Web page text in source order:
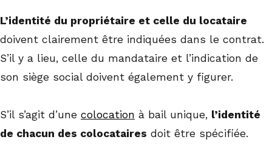
L’identité du propriétaire et celle du locataire
doivent clairement être indiquées dans le contrat.
S’il y a lieu, celle du mandataire et l’indication de
son siège social doivent également y figurer.
S’il s’agit d’une colocation à bail unique, l’identité
de chacun des colocataires doit être spécifiée.